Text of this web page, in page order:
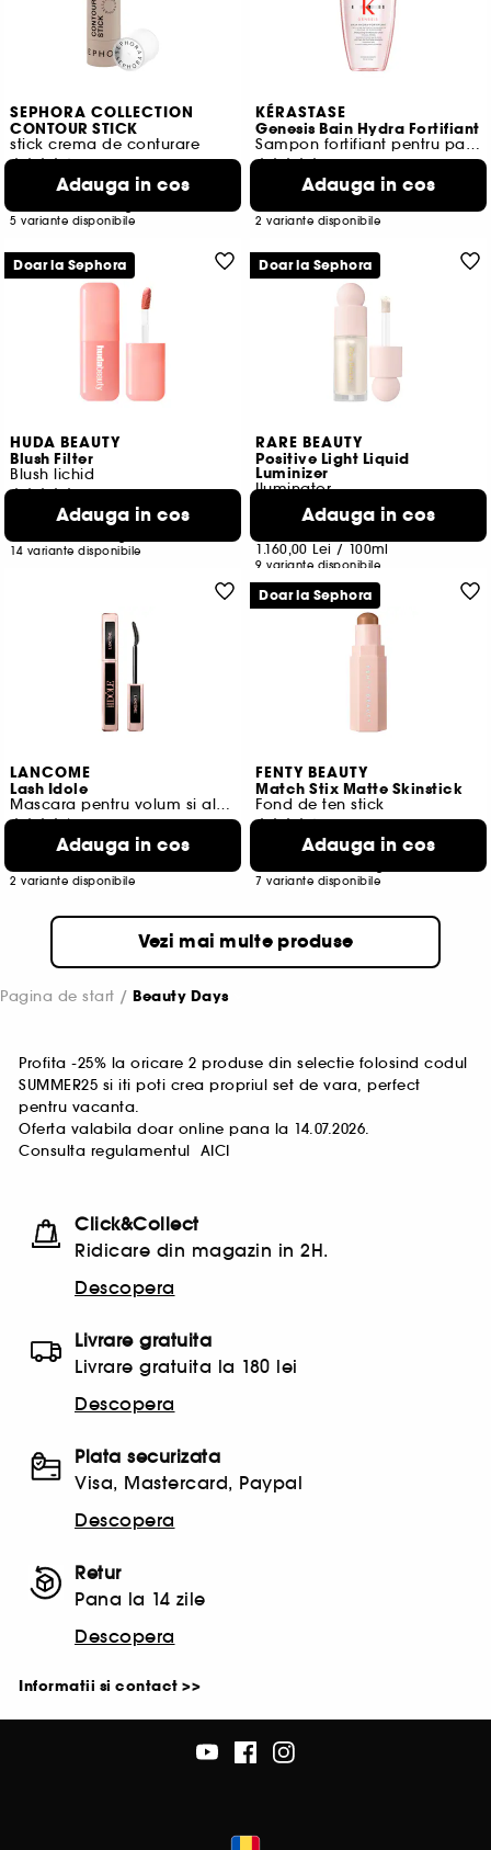
SEPHORA COLLECTION
CONTOUR STICK
stick crema de conturare
581
78,00 Lei
5 variante disponibile
Adauga in cos
KÉRASTASE
Genesis Bain Hydra Fortifiant
Sampon fortifiant pentru par gras si slabit
4
167,00 Lei
2 variante disponibile
Adauga in cos
HUDA BEAUTY
Blush Filter
Blush lichid
172
151,00 Lei
14 variante disponibile
Adauga in cos
Doar la Sephora
RARE BEAUTY
Positive Light Liquid
Luminizer
Iluminator
1.160,00 Lei / 100ml
9 variante disponibile
Adauga in cos
Doar la Sephora
LANCOME
Lash Idole
Mascara pentru volum si alungire
10619
214,00 Lei
2 variante disponibile
Adauga in cos
FENTY BEAUTY
Match Stix Matte Skinstick
Fond de ten stick
538
163,00 Lei
7 variante disponibile
Adauga in cos
Doar la Sephora
Vezi mai multe produse
Pagina de start Beauty Days
Profita -25% la oricare 2 produse din selectie folosind codul
SUMMER25 si iti poti crea propriul set de vara, perfect
pentru vacanta.
Oferta valabila doar online pana la 14.07.2026.
Consulta regulamentul AICI
Click&Collect
Ridicare din magazin in 2H.
Descopera
Livrare gratuita
Livrare gratuita la 180 lei
Descopera
Plata securizata
Visa, Mastercard, Paypal
Descopera
Retur
Pana la 14 zile
Descopera
Informatii si contact >>